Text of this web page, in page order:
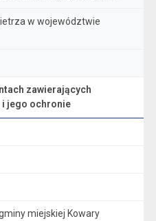
w województwie
zawierających
jego ochronie
miejskiej Kowary